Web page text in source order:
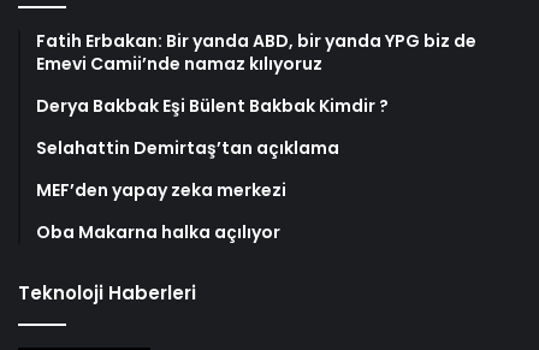
Fatih Erbakan: Bir yanda ABD, bir yanda YPG biz de
Emevi Camii’nde namaz kılıyoruz
Derya Bakbak Eşi Bülent Bakbak Kimdir ?
Selahattin Demirtaş’tan açıklama
MEF’den yapay zeka merkezi
Oba Makarna halka açılıyor
Teknoloji Haberleri